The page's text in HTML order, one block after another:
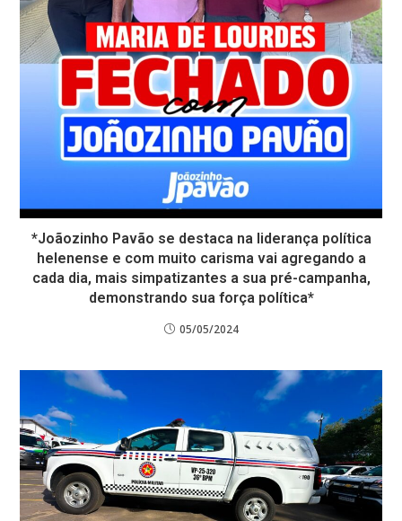
*Joãozinho Pavão se destaca na liderança política
helenense e com muito carisma vai agregando a
cada dia, mais simpatizantes a sua pré-campanha,
demonstrando sua força política*
05/05/2024